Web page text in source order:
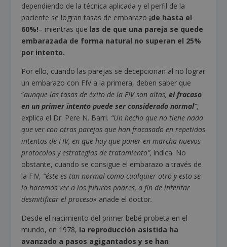
dependiendo de la técnica aplicada y el perfil de la
paciente se logran tasas de embarazo ¡de hasta el
60%!– mientras que las de que una pareja se quede
embarazada de forma natural no superan el 25%
por intento.
Por ello, cuando las parejas se decepcionan al no lograr
un embarazo con FIV a la primera, deben saber que
“aunque las tasas de éxito de la FIV son altas,el fracaso
en un primer intento puede ser considerado normal”,
explica el Dr. Pere N. Barri. “Un hecho que no tiene nada
que ver con otras parejas que han fracasado en repetidos
intentos de FIV, en que hay que poner en marcha nuevos
protocolos y estrategias de tratamiento”, indica. No
obstante, cuando se consigue el embarazo a través de
la FIV, “éste es tan normal como cualquier otro y esto se
lo hacemos ver a los futuros padres, a fin de intentar
desmitificar el proceso» añade el doctor.
Desde el nacimiento del primer bebé probeta en el
mundo, en 1978, la reproducción asistida ha
avanzado a pasos agigantados y se han